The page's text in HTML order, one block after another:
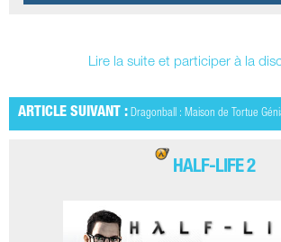
Lire la suite et participer à la
ARTICLE SUIVANT : Dragonball : Maison de Tortue
HALF-LIFE 2